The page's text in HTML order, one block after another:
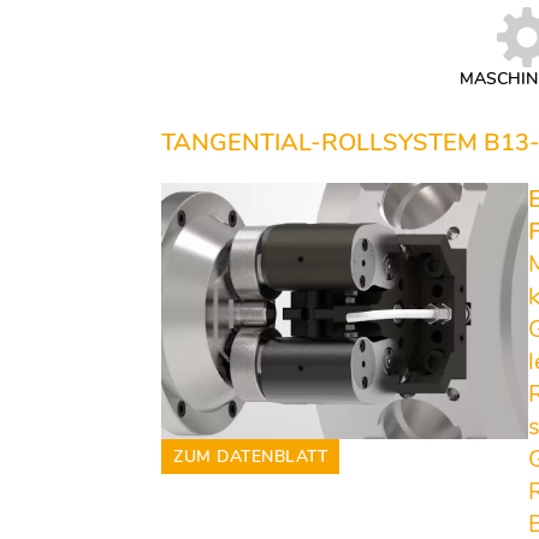
TANGENTIAL-ROLLSYSTEM
ZUM DATENBLATT